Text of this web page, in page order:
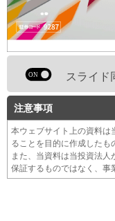
スライド
注意事項
本ウェブサイト上の資料は
ることを目的に作成したも
また、当資料は当投資法
保証するものではなく、事